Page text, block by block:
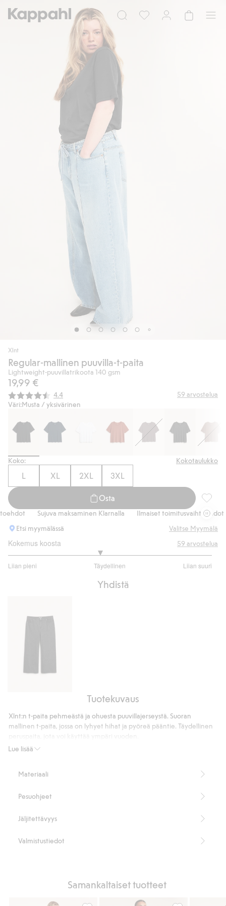
Xlnt
Regular-mallinen puuvilla-t-paita
Lightweight-puuvillatrikoota 140 gsm
19,99 €
Keskimääräinen luokitus:
4.4 59 arvostelua
Väri:Musta / yksivärinen
Koko: Kokotaulukko
L XL 2XL 3XL
Osta
Sujuva maksaminen Klarnalla
Ilmaiset toimitusvaihtoehdot
Etsi myymälässä
Valitse Myymälä
Kokemus koosta
Liian pieni Täydellinen Liian suuri
/
59 arvostelua
Yhdistä
high
Tuotekuvaus
Lue lisää
Xlnt:n t-paita pehmeästä ja ohuesta puuvillajerseystä. Suoran
mallinen t-paita, jossa on lyhyet hihat ja pyöreä pääntie. Täydellinen
Suora istuvuus
Lightweight 140 gsm
Sisältää 95 % muuntopuuvillaa
Cotton in conversion -ohjelman luomupuuvilla – GOTS
Materiaali
Pesuohjeet
Jäljitettävyys
Valmistustiedot
Samankaltaiset tuotteet